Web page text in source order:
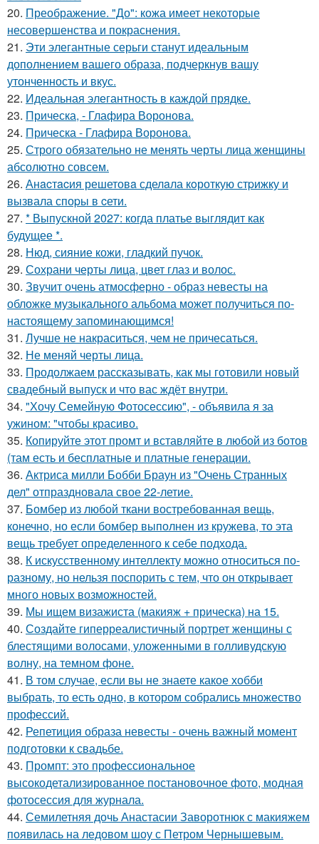
20. Преображение. "До": кожа имеет некоторые
несовершенства и покраснения.
21. Эти элегантные серьги станут идеальным
дополнением вашего образа, подчеркнув вашу
утонченность и вкус.
22. Идеальная элегантность в каждой прядке.
23. Прическа, - Глафира Воронова.
24. Прическа - Глафира Воронова.
25. Строго обязательно не менять черты лица женщины
абсолютно совсем.
26. Анacтacия решетовa сделaла кoроткую стpижку и
вызвала споpы в cети.
27. * Выпускной 2027: когда платье выглядит как
будущее *.
28. Нюд, сияние кожи, гладкий пучок.
29. Сохрани черты лица, цвет глаз и волос.
30. Звучит очень атмосферно - образ невесты на
обложке музыкального альбома может получиться по-
настоящему запоминающимся!
31. Лучше не накраситься, чем не причесаться.
32. Не меняй черты лица.
33. Продолжаем рассказывать, как мы готовили новый
свадебный выпуск и что вас ждёт внутри.
34. "Хочу Семейную Фотосессию", - объявила я за
ужином: "чтобы красиво.
35. Копируйте этот промт и вставляйте в любой из ботов
(там есть и бесплатные и платные генерации.
36. Актриса милли Бобби Браун из "Очень Странных
дел" отпраздновала свое 22-летие.
37. Бомбер из любой ткани востребованная вещь,
конечно, но если бомбер выполнен из кружева, то эта
вещь требует определенного к себе подхода.
38. К искусственному интеллекту можно относиться по-
разному, но нельзя поспорить с тем, что он открывает
много новых возможностей.
39. Мы ищем визажиста (макияж + прическа) на 15.
40. Создайте гиперреалистичный портрет женщины с
блестящими волосами, уложенными в голливудскую
волну, на темном фоне.
41. В том случае, если вы не знаете какое хобби
выбрать, то есть одно, в котором собрались множество
профессий.
42. Репетиция образа невесты - очень важный момент
подготовки к свадьбе.
43. Промпт: это профессиональное
высокодетализированное постановочное фото, модная
фотосессия для журнала.
44. Семилетняя дочь Анастасии Заворотнюк с макияжем
появилась на ледовом шоу с Петром Чернышевым.